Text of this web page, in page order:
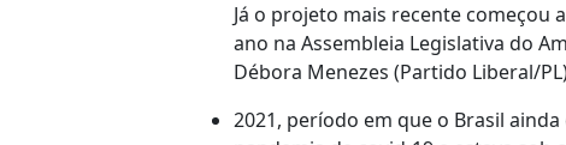
Já o projeto mais recente começou
ano na Assembleia Legislativa do
Débora Menezes (Partido Liberal/
2021, período em que o Brasil